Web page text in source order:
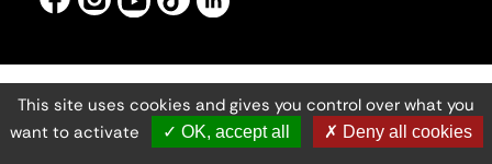
Mentions légales
Gestion des cookies
Accessibilité numérique
Ministère de la Culture ©2026
This site uses cookies and gives you control over what you
want to activate
✓ OK, accept all ✗ Deny all cookies